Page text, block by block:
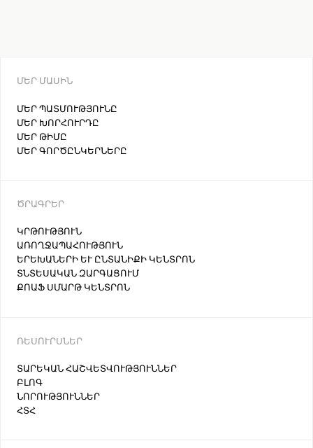
ՄԵՐ ՄԱՍԻՆ
ՄԵՐ ՊԱՏՄՈՒԹՅՈՒՆԸ
ՄԵՐ ԽՈՐՀՈՒՐԴԸ
ՄԵՐ ԹԻՄԸ
ՄԵՐ ԳՈՐԾԸՆԿԵՐՆԵՐԸ
ԾՐԱԳՐԵՐ
ԿՐԹՈՒԹՅՈՒՆ
ԱՌՈՂՋԱՊԱՀՈՒԹՅՈՒՆ
ԵՐԵԽԱՆԵՐԻ ԵՒ ԸՆՏԱՆԻՔԻ ԿԵՆՏՐՈՆ
ՏՆՏԵՍԱԿԱՆ ԶԱՐԳԱՑՈՒՄ
ՔՈԱՖ ՍՄԱՐԹ ԿԵՆՏՐՈՆ
ՌԵՍՈՒՐՍՆԵՐ
ՏԱՐԵԿԱՆ ՀԱՇՎԵՏՎՈՒԹՅՈՒՆՆԵՐ
ԲԼՈԳ
ՆՈՐՈՒԹՅՈՒՆՆԵՐ
ՀՏՀ